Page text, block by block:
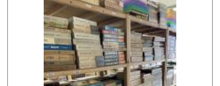
800円 長崎県
800円 大分県
800円 鹿児島県
1,500円